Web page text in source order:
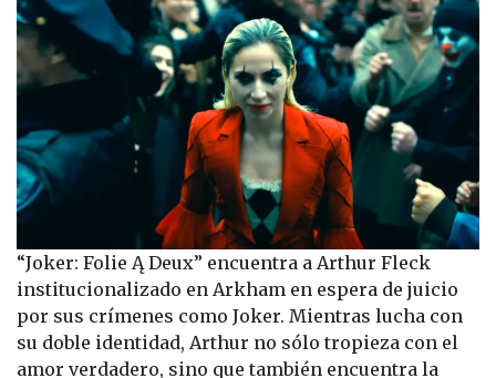
“Joker: Folie Ą Deux” encuentra a Arthur Fleck
institucionalizado en Arkham en espera de juicio
por sus crímenes como Joker. Mientras lucha con
su doble identidad, Arthur no sólo tropieza con el
amor verdadero, sino que también encuentra la